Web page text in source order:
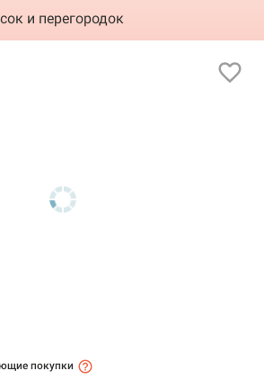
и перегородок
покупки